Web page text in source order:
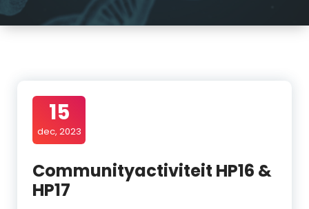
15
dec, 2023
Communityactiviteit HP16 &
HP17